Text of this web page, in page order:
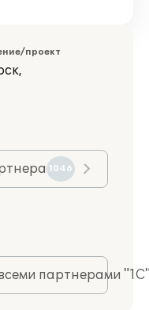
проект
1046
партнерами